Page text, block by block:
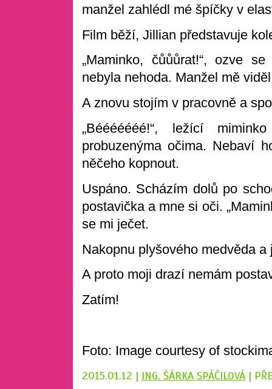
manžel zahlédl mé špíčky v
Film běží, Jillian představuje
„Maminko, čůůůrat!“, ozve
nebyla nehoda. Manžel mě
A znovu stojím v pracovně a
„Bééééééé!“, ležící
probuzenýma očima. Nebaví
něčeho kopnout.
Uspáno. Scházím dolů po
postavička a mne si oči.
se mi ječet.
Nakopnu plyšového medvěda
A proto moji drazí nemám
Zatím!
Foto: Image courtesy of
2015.01.12 | ING. ŠÁRKA SPÁČILOVÁ |